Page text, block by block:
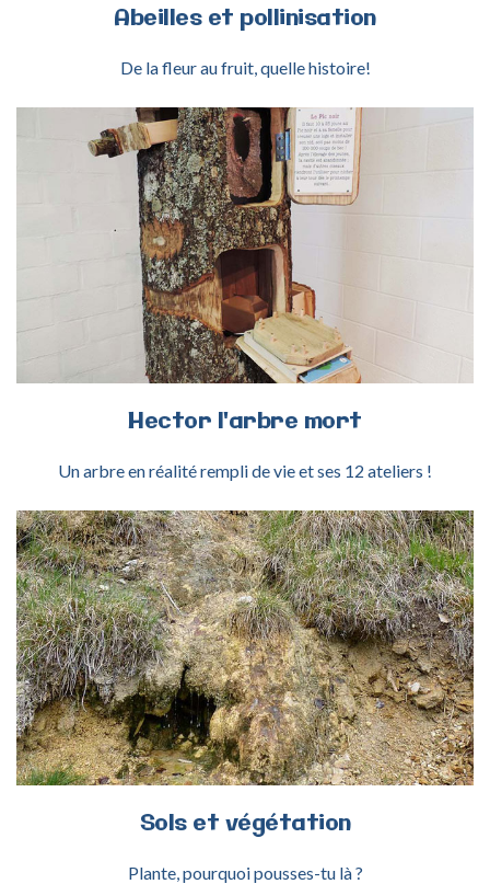
Abeilles et pollinisation
De la fleur au fruit, quelle histoire!
ACTIVITÉ HECTOR ARBRE MORT
Hector l'arbre mort
Un arbre en réalité rempli de vie et ses 12 ateliers !
ACTIVITÉ SOLS ET VÉGÉTATION
Sols et végétation
Plante, pourquoi pousses-tu là ?